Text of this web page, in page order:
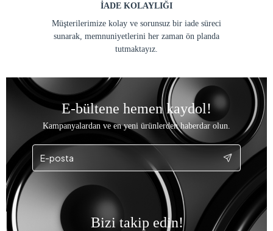
İADE KOLAYLIĞI
Müşterilerimize kolay ve sorunsuz bir iade süreci
sunarak, memnuniyetlerini her zaman ön planda
tutmaktayız.
E-bültene hemen kaydol!
Kampanyalardan ve en yeni ürünlerden haberdar olun.
Bizi takip edin!